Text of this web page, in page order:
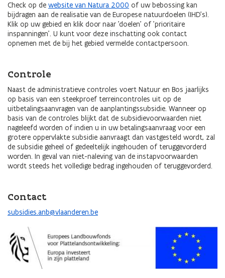
Check op de website van Natura 2000 of uw bebossing kan
bijdragen aan de realisatie van de Europese natuurdoelen (IHD's).
Klik op uw gebied en klik door naar 'doelen' of 'prioritaire
inspanningen'. U kunt voor deze inschatting ook contact
opnemen met de bij het gebied vermelde contactpersoon.
Controle
Naast de administratieve controles voert Natuur en Bos jaarlijks
op basis van een steekproef terreincontroles uit op de
uitbetalingsaanvragen van de aanplantingssubsidie. Wanneer op
basis van de controles blijkt dat de subsidievoorwaarden niet
nageleefd worden of indien u in uw betalingsaanvraag voor een
grotere oppervlakte subsidie aanvraagt dan vastgesteld wordt, zal
de subsidie geheel of gedeeltelijk ingehouden of teruggevorderd
worden. In geval van niet-naleving van de instapvoorwaarden
wordt steeds het volledige bedrag ingehouden of teruggevorderd.
Contact
subsidies.anb@vlaanderen.be
Afbeelding